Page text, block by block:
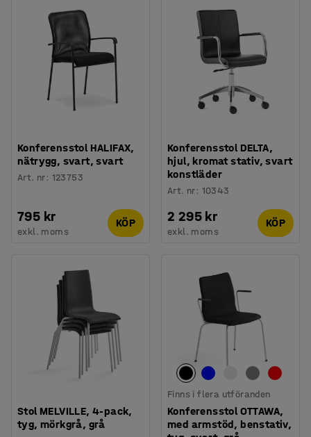
Konferensstol HALIFAX,
nätrygg, svart, svart
Art. nr: 123753
795 kr
exkl. moms
KÖP
Konferensstol DELTA,
hjul, kromat stativ, svart
konstläder
Art. nr: 10343
2 295 kr
exkl. moms
KÖP
Stol MELVILLE, 4-pack,
tyg, mörkgrå, grå
Finns i flera utföranden
Konferensstol OTTAWA,
med armstöd, benstativ,